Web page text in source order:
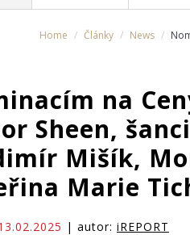
Home Články News
na
Sheen,
Mišík,
Marie
| autor: iREPORT